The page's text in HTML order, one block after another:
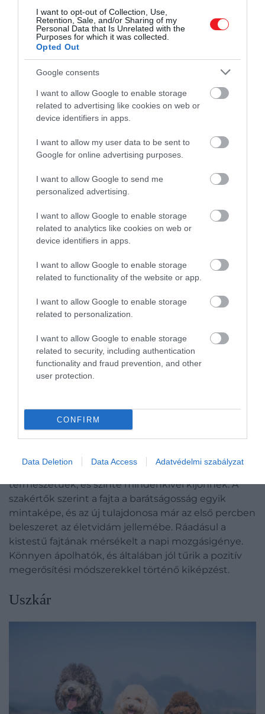
I want to opt-out of Collection, Use,
Retention, Sale, and/or Sharing of my
Personal Data that Is Unrelated with the
Purposes for which it was collected.
Opted Out
Google consents
I want to allow Google to enable storage
related to advertising like cookies on web or
device identifiers in apps.
I want to allow my user data to be sent to
Google for online advertising purposes.
I want to allow Google to send me
personalized advertising.
I want to allow Google to enable storage
related to analytics like cookies on web or
device identifiers in apps.
I want to allow Google to enable storage
related to functionality of the website or app.
I want to allow Google to enable storage
related to personalization.
I want to allow Google to enable storage
related to security, including authentication
functionality and fraud prevention, and other
user protection.
CONFIRM
Data Deletion Data Access Adatvédelmi szabályzat
Ha inkább egy kisebb méretű kutyában
gondolkodunk, akkor a bichon frisé mindenképp jó
választás. A fajta hipoallergénnek számít, ennek
köszönhetően remek döntés azoknak, akik
valamilyen allergiával küszködnek. Ugyan a
szőre egyáltalán nem hullik, így a lakásban sem lesz
ezzel gond. Egy dolgot viszont fontos kiemelni:
rendszeres ápolásra van szükségük.
Könnyen tanítható, alkalmazkodóképes és kis
rendszeres zöld területre van szükségük.
Cavalier King Charles spániel
Shutterstock
A Purina listája szerint a Cavalier King Charles spániel
szintén az egyik legjobb kutya az első gazdik
számára, mivel szeretetteljesek, szelíd
természetűek, és szinte mindenkivel kijönnek. A
szakértők szerint a fajta a barátságosság egyik
mintaképe, és az új tulajdonosa már az első percben
beleszeret az életvidám jellemébe. Ráadásul a
kistestű fajtának mérsékelt a napi mozgásigénye.
Könnyen ápolhatók, és általában jól tűrik a pozitív
megerősítési módszerekkel történő kiképzést.
Uszkár